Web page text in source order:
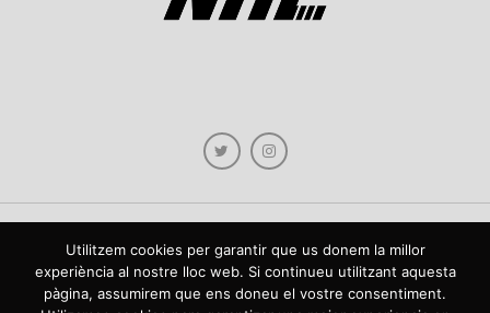
Copyright © 2021 NHLmania.com. Tots els drets reservats / Todos los derechos
reservados. NHLmania és una web dedicada a la difusió de contingut sobre la
NHL, tant en català com en castellà. L'escut de NHLmania.com és propietat de la
Utilitzem cookies per garantir que us donem la millor
experiència al nostre lloc web. Si continueu utilitzant aquesta
pàgina, assumirem que ens doneu el vostre consentiment.